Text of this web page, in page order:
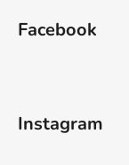
Facebook
Instagram